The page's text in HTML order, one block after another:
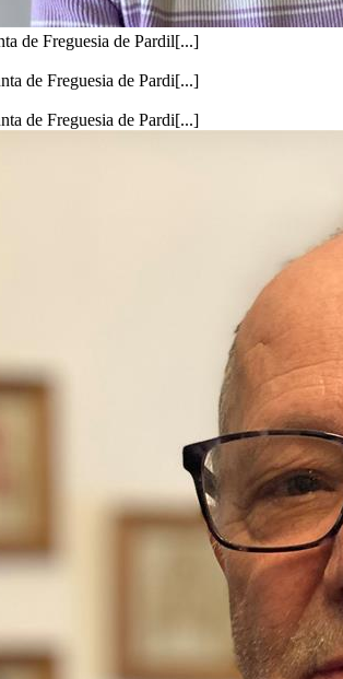
de Freguesia de Pardil[...]
de Freguesia de Pardi[...]
de Freguesia de Pardi[...]